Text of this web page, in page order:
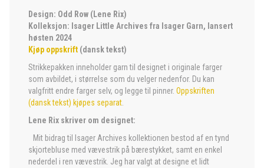
Design: Odd Row (Lene Rix)
Kolleksjon: Isager Little Archives fra Isager Garn, lansert
høsten 2024
Kjøp oppskrift (dansk tekst)
Strikkepakken inneholder garn til designet i originale farger
som avbildet, i størrelse som du velger nedenfor. Du kan
valgfritt endre farger selv, og legge til pinner. Oppskriften
(dansk tekst) kjøpes separat
Lene Rix skriver om designet:
Mit bidrag til Isager Archives kollektionen bestod af en tynd
skjortebluse med vævestrik på bærestykket, samt en enkel
nederdel i ren vævestrik. Jeg har valgt at designe et lidt